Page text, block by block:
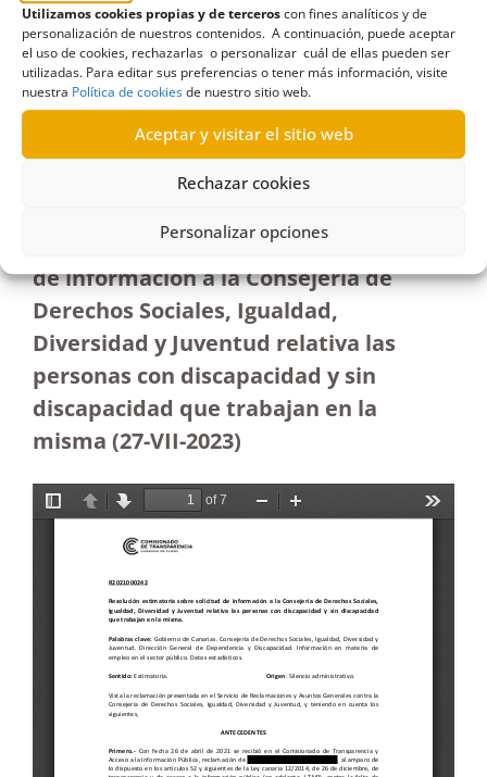
Utilizamos cookies propias y de terceroscon fines analíticos y de
personalización de nuestros contenidos. A continuación, puede aceptar
el uso de cookies, rechazarlas o personalizar cuál de ellas pueden ser
utilizadas. Para editar sus preferencias o tener más información, visite
nuestra Política de cookiesde nuestro sitio web.
Aceptar y visitar el sitio web
Rechazar cookies
Personalizar opciones
R242/2021
17/08/2023
Solicitud de información a la Consejería de
Derechos Sociales sobre personas, con
discapacidad y sin discapacidad que trabajan|
Resolución estimatoria sobre solicitud
de información a la Consejería de
Derechos Sociales, Igualdad,
Diversidad y Juventud relativa las
personas con discapacidad y sin
discapacidad que trabajan en la
misma (27-VII-2023)